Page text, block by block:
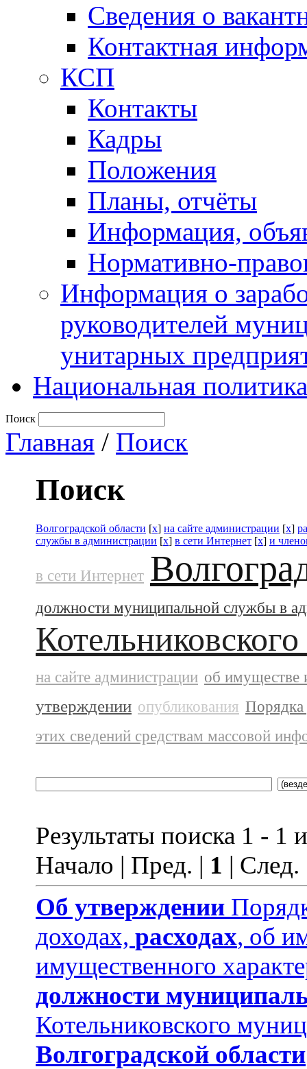
Сведения о
Контактная
КСП
Контакты
Кадры
Положения
Планы, отчёты
Информация,
Нормативно-
Информация о
руководителей
унитарных
Национальная политика
Поиск
Главная / Поиск
Поиск
Волгоградской области [x] на сайте администрации [x]
службы в администрации [x] в сети Интернет [x] и
в сети Интернет
должности муниципальной службы в
на сайте администрации об имуществе
утверждении опубликования Порядка
этих сведений средствам массовой
Результаты поиска 1 - 1
Начало | Пред. | 1 |
Об утверждении
доходах, расходах, об
имущественного
должности
Котельниковского
Волгоградской области